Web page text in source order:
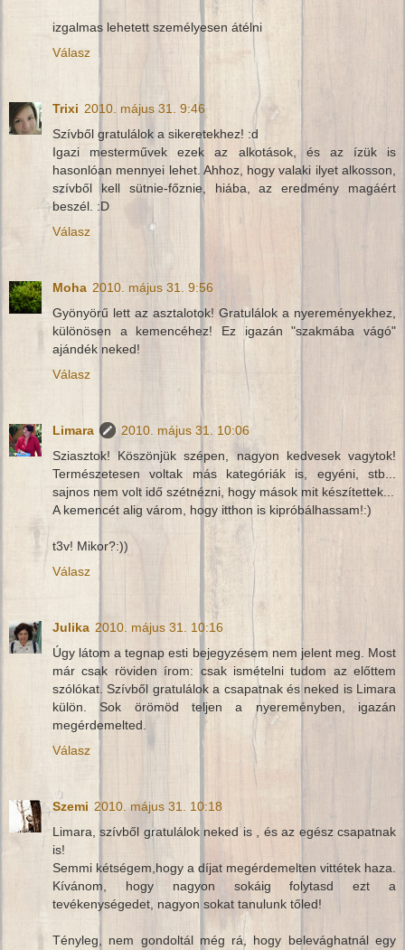
izgalmas lehetett személyesen átélni
Válasz
Trixi 2010. május 31. 9:46
Szívből gratulálok a sikeretekhez! :d
Igazi mesterművek ezek az alkotások, és az ízük is
hasonlóan mennyei lehet. Ahhoz, hogy valaki ilyet alkosson,
szívből kell sütnie-főznie, hiába, az eredmény magáért
beszél. :D
Válasz
Moha 2010. május 31. 9:56
Gyönyörű lett az asztalotok! Gratulálok a nyereményekhez,
különösen a kemencéhez! Ez igazán "szakmába vágó"
ajándék neked!
Válasz
Limara
2010. május 31. 10:06
Sziasztok! Köszönjük szépen, nagyon kedvesek vagytok!
Természetesen voltak más kategóriák is, egyéni, stb...
sajnos nem volt idő szétnézni, hogy mások mit készítettek...
A kemencét alig várom, hogy itthon is kipróbálhassam!:)
t3v! Mikor?:))
Válasz
Julika 2010. május 31. 10:16
Úgy látom a tegnap esti bejegyzésem nem jelent meg. Most
már csak röviden írom: csak ismételni tudom az előttem
szólókat. Szívből gratulálok a csapatnak és neked is Limara
külön. Sok örömöd teljen a nyereményben, igazán
megérdemelted.
Válasz
Szemi 2010. május 31. 10:18
Limara, szívből gratulálok neked is , és az egész csapatnak
is!
Semmi kétségem,hogy a díjat megérdemelten vittétek haza.
Kívánom, hogy nagyon sokáig folytasd ezt a
tevékenységedet, nagyon sokat tanulunk tőled!
Tényleg, nem gondoltál még rá, hogy belevághatnál egy